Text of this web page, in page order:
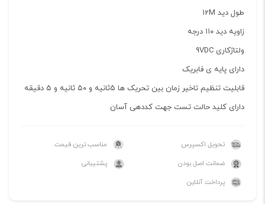
طول دید 12M
زاویه دید ۱۱۰ درجه
ولتاژکاری 9VDC
دارای پایه ی فابریک
قابلیت تنظیم تاخیر زمان بین تحریک ها ۵ثانیه و ۵۰ ثانیه و ۵ دقیقه
دارای کلید حالت تست جهت کددهی آسان
تحویل اکسپرس
مناسب ترین قیمت
ضمانت اصل بودن
پشتیبانی
پرداخت آنلاین